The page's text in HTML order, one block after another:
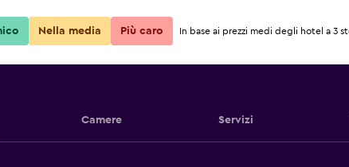
Inn
Camere Servizi
Nella media Più caro In base ai prezzi medi degli hotel a 3